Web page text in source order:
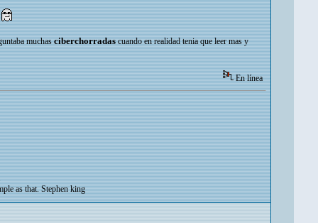
muchasciberchorradascuando en realidad tenia que leer mas y
En línea
as that. Stephen king